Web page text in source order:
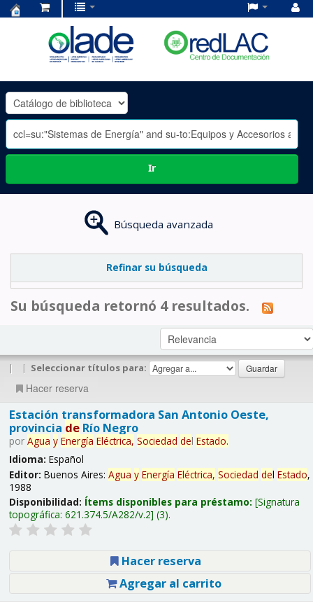
OLADE
-
Ir
Búsqueda avanzada
Refinar su búsqueda
Su búsqueda retornó 4 resultados.
| | Seleccionar títulos para:
Hacer reserva
Estación transformadora San Antonio Oeste,
provincia deRío Negro
por Agua y Energía Eléctrica, Sociedad del Estado.
Idioma: Español
Editor: Buenos Aires: Agua y Energía Eléctrica, Sociedad del Estado,
1988
Disponibilidad: Ítems disponibles para préstamo: Signatura
topográfica: 621.374.5/A282/v.2 (3).
Hacer reserva
Agregar al carrito